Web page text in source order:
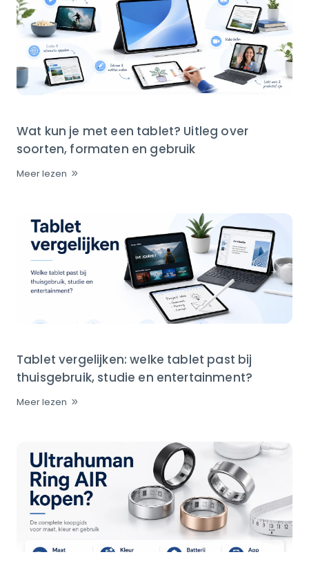
Wat kun je met een tablet? Uitleg over
soorten, formaten en gebruik
Meer lezen
Tablet vergelijken: welke tablet past bij
thuisgebruik, studie en entertainment?
Meer lezen